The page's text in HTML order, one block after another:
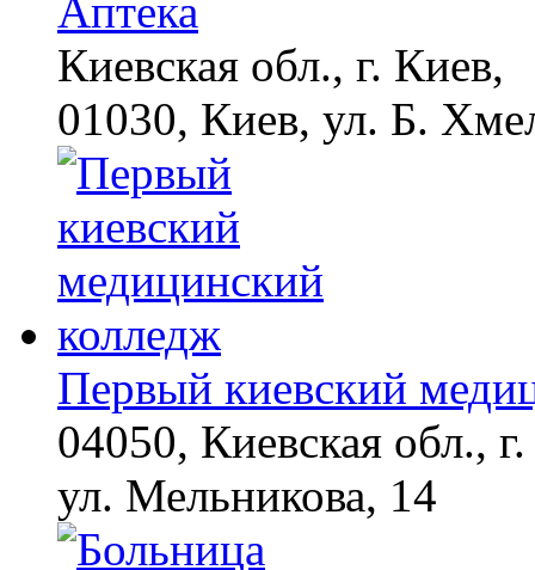
Аптека
Киевская обл., г. Киев,
01030, Киев, ул. Б.
Первый киевский
04050, Киевская обл.,
ул. Мельникова, 14